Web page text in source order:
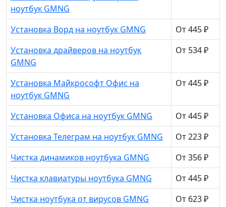
ноутбук GMNG
Установка Ворд на ноутбук GMNG
От 445 ₽
Установка драйверов на ноутбук
GMNG
От 534 ₽
Установка Майкрософт Офис на
ноутбук GMNG
От 445 ₽
Установка Офиса на ноутбук GMNG
От 445 ₽
Установка Телеграм на ноутбук GMNG
От 223 ₽
Чистка динамиков ноутбука GMNG
От 356 ₽
Чистка клавиатуры ноутбука GMNG
От 445 ₽
Чистка ноутбука от вирусов GMNG
От 623 ₽